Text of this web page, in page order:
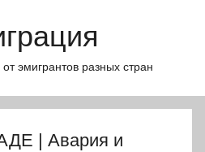
эмигрантов разных стран
| Авария и